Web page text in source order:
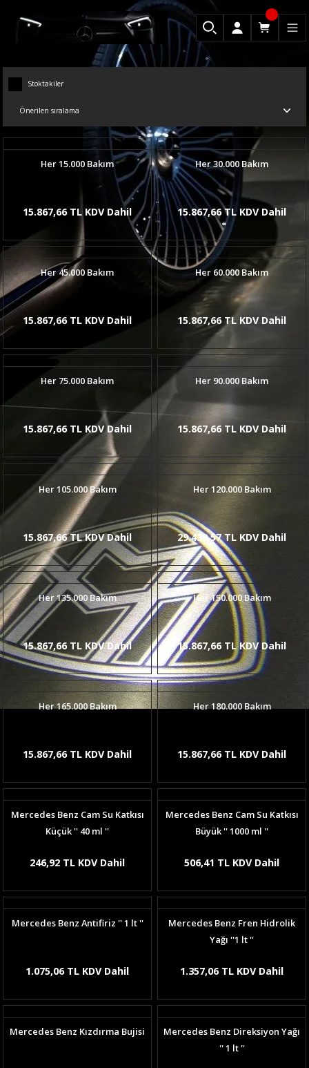
Stoktakiler
Her 15.000 Bakım
15.867,66 TL KDV Dahil
Her 30.000 Bakım
15.867,66 TL KDV Dahil
Her 45.000 Bakım
15.867,66 TL KDV Dahil
Her 60.000 Bakım
15.867,66 TL KDV Dahil
Her 75.000 Bakım
15.867,66 TL KDV Dahil
Her 90.000 Bakım
15.867,66 TL KDV Dahil
Her 105.000 Bakım
15.867,66 TL KDV Dahil
Her 120.000 Bakım
29.439,57 TL KDV Dahil
Her 135.000 Bakım
15.867,66 TL KDV Dahil
Her 150.000 Bakım
15.867,66 TL KDV Dahil
Her 165.000 Bakım
15.867,66 TL KDV Dahil
Her 180.000 Bakım
15.867,66 TL KDV Dahil
Mercedes Benz Cam Su Katkısı
Küçük '' 40 ml ''
246,92 TL KDV Dahil
Mercedes Benz Cam Su Katkısı
Büyük '' 1000 ml ''
506,41 TL KDV Dahil
Mercedes Benz Antifiriz '' 1 lt ''
1.075,06 TL KDV Dahil
Mercedes Benz Fren Hidrolik
Yağı ''1 lt ''
1.357,06 TL KDV Dahil
Mercedes Benz Kızdırma Bujisi
Mercedes Benz Direksiyon Yağı
'' 1 lt ''